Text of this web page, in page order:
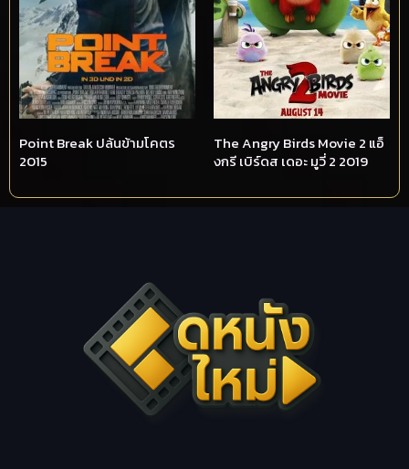
Point Break ปล้นข้ามโคตร
2015
The Angry Birds Movie 2 แอ็
งกรี เบิร์ดส เดอะ มูวี่ 2 2019